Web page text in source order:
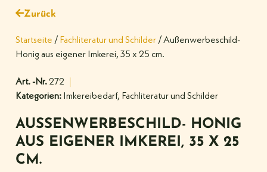
Zurück
Startseite / Fachliteratur und Schilder / Außenwerbeschild-
Honig aus eigener Imkerei, 35 x 25 cm.
Art. -Nr.272
Kategorien: Imkereibedarf, Fachliteratur und Schilder
AUSSENWERBESCHILD- HONIG A
US EIGENER IMKEREI, 35 X 25 C
M.